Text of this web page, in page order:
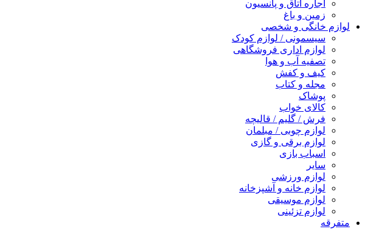
اجاره اتاق و پانسیون
زمین و باغ
لوازم خانگی و شخصی
سیسمونی / لوازم کودک
لوازم اداری فروشگاهی
تصفیه آب و هوا
کیف و کفش
مجله و کتاب
پوشاک
کالای خواب
فرش / گلیم / قالیچه
لوازم چوبی / مبلمان
لوازم برقی و گازی
اسباب بازی
سایر
لوازم ورزشی
لوازم خانه و آشپزخانه
لوازم موسیقی
لوازم تزئینی
متفرقه